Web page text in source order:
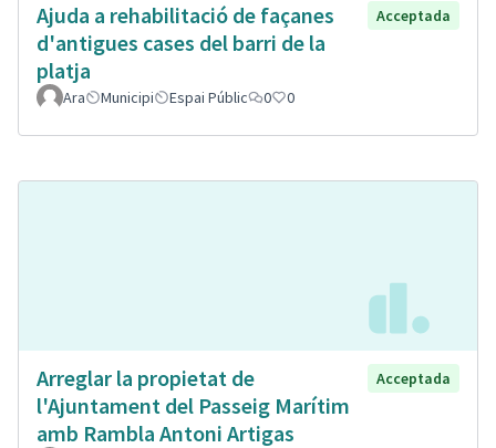
Ajuda a rehabilitació de façanes
d'antigues cases del barri de la
platja
Acceptada
Ara Municipi Espai Públic 0 0
Arreglar la propietat de
l'Ajuntament del Passeig Marítim
amb Rambla Antoni Artigas
Acceptada